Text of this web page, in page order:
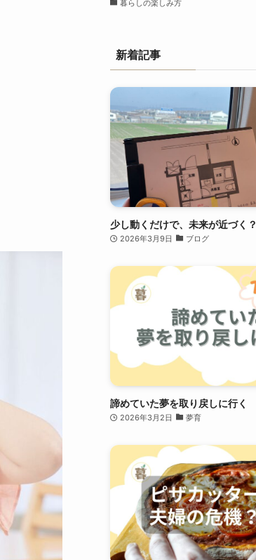
暮らしの楽しみ方
新着記事
少し動くだけで、未来が近づく？
2026年3月9日 ブログ
諦めていた夢を取り戻しに行く
2026年3月2日 夢育